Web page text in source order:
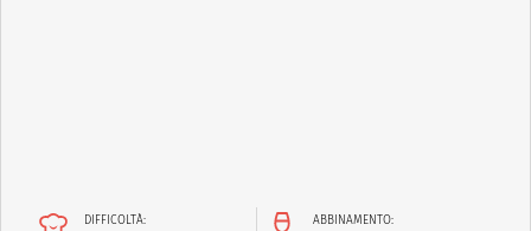
DIFFICOLTÀ: ABBINAMENTO: